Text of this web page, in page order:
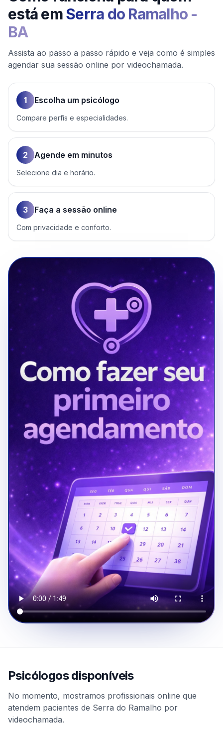
está em Serra do Ramalho -
BA
Assista ao passo a passo rápido e veja como é simples
agendar sua sessão online por videochamada.
1 Escolha um psicólogo
Compare perfis e especialidades.
2 Agende em minutos
Selecione dia e horário.
3 Faça a sessão online
Com privacidade e conforto.
Psicólogos disponíveis
No momento, mostramos profissionais online que
atendem pacientes de Serra do Ramalho por
videochamada.